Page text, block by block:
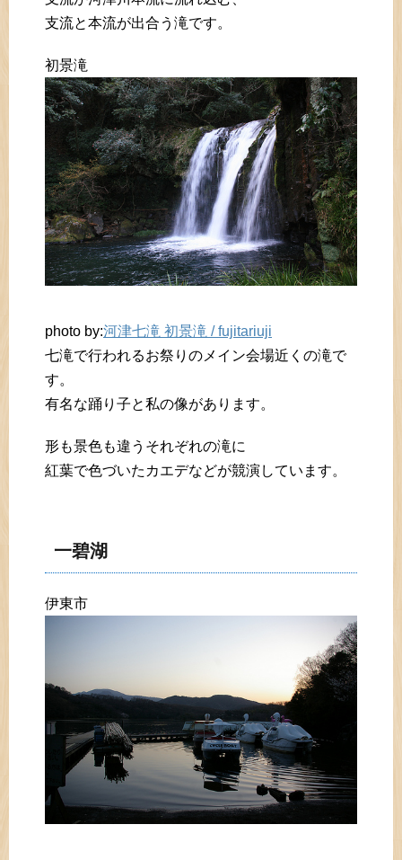
支流と本流が出合う滝です。
初景滝
photo by:河津七滝 初景滝 / fujitariuji
七滝で行われるお祭りのメイン会場近くの滝で
す。
有名な踊り子と私の像があります。
形も景色も違うそれぞれの滝に
紅葉で色づいたカエデなどが競演しています。
一碧湖
伊東市